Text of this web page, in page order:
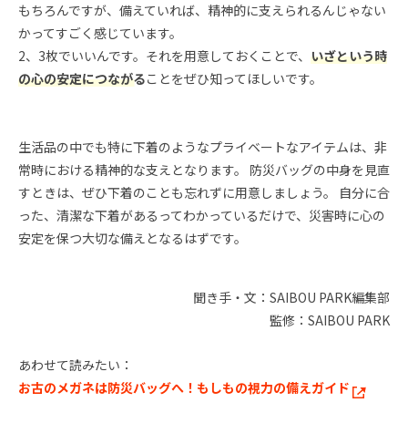
もちろんですが、備えていれば、精神的に支えられるんじゃない
かってすごく感じています。
2、3枚でいいんです。それを用意しておくことで、 いざという時
の心の安定につながることをぜひ知ってほしいです。
生活品の中でも特に下着のようなプライベートなアイテムは、非
常時における精神的な支えとなります。 防災バッグの中身を見直
すときは、ぜひ下着のことも忘れずに用意しましょう。 自分に合
った、清潔な下着があるってわかっているだけで、災害時に心の
安定を保つ大切な備えとなるはずです。
聞き手・文：SAIBOU PARK編集部
監修：SAIBOU PARK
あわせて読みたい：
お古のメガネは防災バッグへ！もしもの視力の備えガイド